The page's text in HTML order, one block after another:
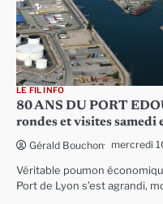
LE FIL INFO
80 ANS DU PORT
rondes et visites samedi
Gérald Bouchon mercredi
Véritable poumon
Port de Lyon s’est agrandi,